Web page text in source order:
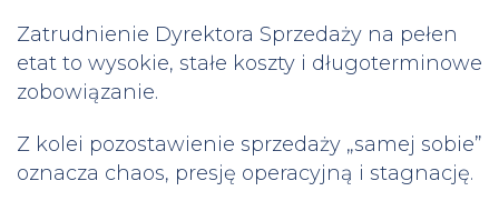
Zatrudnienie Dyrektora Sprzedaży na pełen
etat to wysokie, stałe koszty i długoterminowe
zobowiązanie.
Z kolei pozostawienie sprzedaży „samej sobie”
oznacza chaos, presję operacyjną i stagnację.